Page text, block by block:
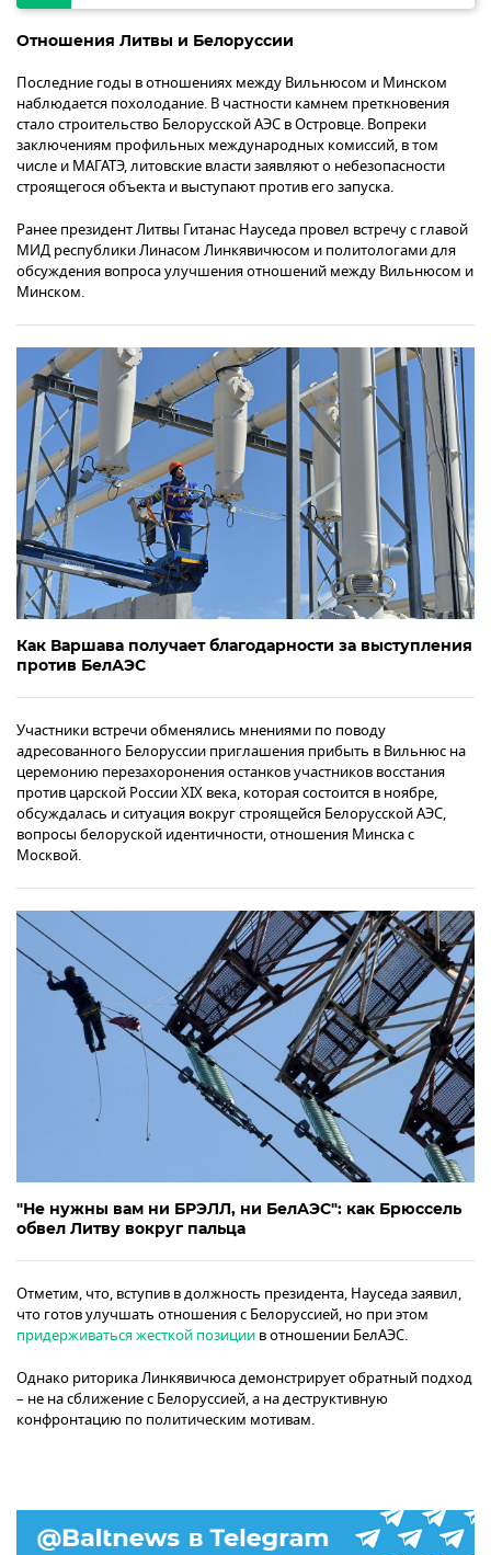
Отношения Литвы и Белоруссии
Последние годы в отношениях между Вильнюсом и Минском
наблюдается похолодание. В частности камнем преткновения
стало строительство Белорусской АЭС в Островце. Вопреки
заключениям профильных международных комиссий, в том
числе и МАГАТЭ, литовские власти заявляют о небезопасности
строящегося объекта и выступают против его запуска.
Ранее президент Литвы Гитанас Науседа провел встречу с главой
МИД республики Линасом Линкявичюсом и политологами для
обсуждения вопроса улучшения отношений между Вильнюсом и
Минском.
Как Варшава получает благодарности за выступления
против БелАЭС
Участники встречи обменялись мнениями по поводу
адресованного Белоруссии приглашения прибыть в Вильнюс на
церемонию перезахоронения останков участников восстания
против царской России XIX века, которая состоится в ноябре,
обсуждалась и ситуация вокруг строящейся Белорусской АЭС,
вопросы белоруской идентичности, отношения Минска с
Москвой.
"Не нужны вам ни БРЭЛЛ, ни БелАЭС": как Брюссель
обвел Литву вокруг пальца
Отметим, что, вступив в должность президента, Науседа заявил,
что готов улучшать отношения с Белоруссией, но при этом
придерживаться жесткой позиции в отношении БелАЭС.
Однако риторика Линкявичюса демонстрирует обратный подход
– не на сближение с Белоруссией, а на деструктивную
конфронтацию по политическим мотивам.